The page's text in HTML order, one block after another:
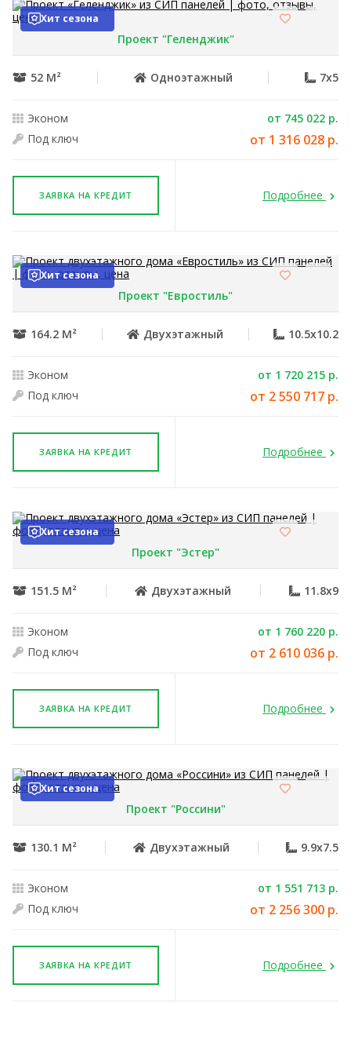
Хит сезона
Проект "Геленджик"
52 М² Одноэтажный 7x5
Эконом
от 745 022 р.
Под ключ
от 1 316 028 р.
ЗАЯВКА НА КРЕДИТ Подробнее
Хит сезона
Проект "Евростиль"
164.2 М² Двухэтажный 10.5x10.2
Эконом
от 1 720 215 р.
Под ключ
от 2 550 717 р.
ЗАЯВКА НА КРЕДИТ Подробнее
Хит сезона
Проект "Эстер"
151.5 М² Двухэтажный 11.8x9
Эконом
от 1 760 220 р.
Под ключ
от 2 610 036 р.
ЗАЯВКА НА КРЕДИТ Подробнее
Хит сезона
Проект "Россини"
130.1 М² Двухэтажный 9.9x7.5
Эконом
от 1 551 713 р.
Под ключ
от 2 256 300 р.
ЗАЯВКА НА КРЕДИТ Подробнее